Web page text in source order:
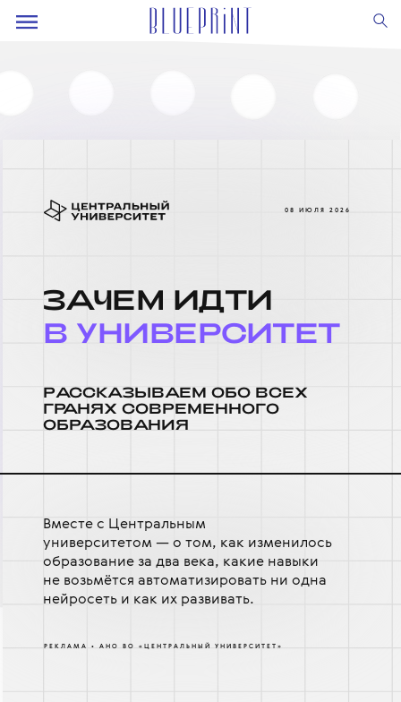
08 ИЮЛЯ 2026
ЗАЧЕМ ИДТИ
В УНИВЕРСИТЕТ
РАССКАЗЫВАЕМ ОБО ВСЕХ
ГРАНЯХ СОВРЕМЕННОГО
ОБРАЗОВАНИЯ
Вместе с Центральным
университетом — о том, как изменилось
образование за два века, какие навыки
не возьмётся автоматизировать ни одна
нейросеть и как их развивать.
РЕКЛАМА • АНО ВО «ЦЕНТРАЛЬНЫЙ УНИВЕРСИТЕТ»